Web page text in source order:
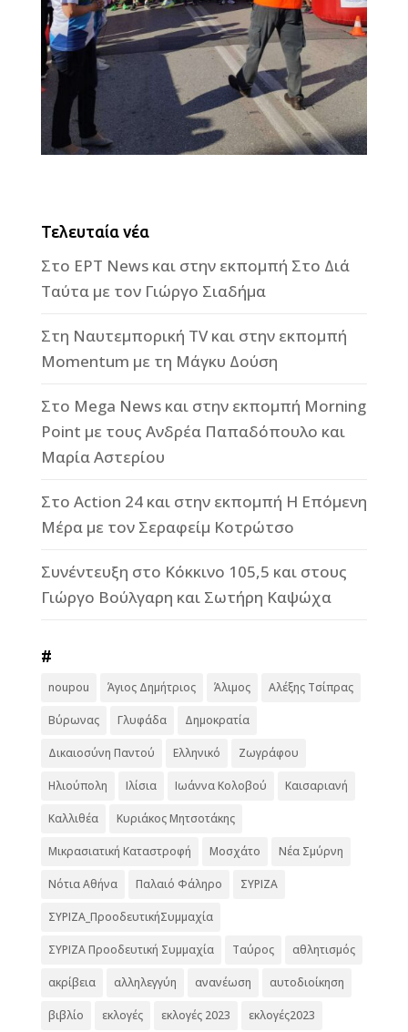
Τελευταία νέα
Στο ΕΡΤ News και στην εκπομπή Στο Διά
Ταύτα με τον Γιώργο Σιαδήμα
Στη Ναυτεμπορική TV και στην εκπομπή
Momentum με τη Μάγκυ Δούση
Στο Mega News και στην εκπομπή Morning
Point με τους Ανδρέα Παπαδόπουλο και
Μαρία Αστερίου
Στο Action 24 και στην εκπομπή Η Επόμενη
Μέρα με τον Σεραφείμ Κοτρώτσο
Συνέντευξη στο Κόκκινο 105,5 και στους
Γιώργο Βούλγαρη και Σωτήρη Καψώχα
#
noupou Άγιος Δημήτριος Άλιμος Αλέξης Τσίπρας
Βύρωνας Γλυφάδα Δημοκρατία
Δικαιοσύνη Παντού Ελληνικό Ζωγράφου
Ηλιούπολη Ιλίσια Ιωάννα Κολοβού Καισαριανή
Καλλιθέα Κυριάκος Μητσοτάκης
Μικρασιατική Καταστροφή Μοσχάτο Νέα Σμύρνη
Νότια Αθήνα Παλαιό Φάληρο ΣΥΡΙΖΑ
ΣΥΡΙΖΑ_ΠροοδευτικήΣυμμαχία
ΣΥΡΙΖΑ Προοδευτική Συμμαχία Ταύρος αθλητισμός
ακρίβεια αλληλεγγύη ανανέωση αυτοδιοίκηση
βιβλίο εκλογές εκλογές 2023 εκλογές2023